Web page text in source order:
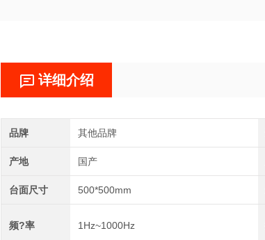
详细介绍
品牌 其他品牌
产地 国产
台面尺寸 500*500mm
频?率 1Hz~1000Hz